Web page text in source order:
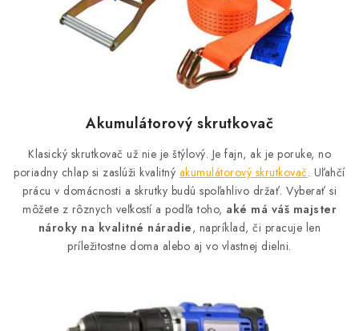
Akumulátorový skrutkovač
Klasický skrutkovač už nie je štýlový. Je fajn, ak je poruke, no
poriadny chlap si zaslúži kvalitný akumulátorový skrutkovač. Uľahčí
prácu v domácnosti a skrutky budú spoľahlivo držať. Vyberať si
môžete z rôznych veľkostí a podľa toho, aké má váš majster
nároky na kvalitné náradie, napríklad, či pracuje len
príležitostne doma alebo aj vo vlastnej dielni.